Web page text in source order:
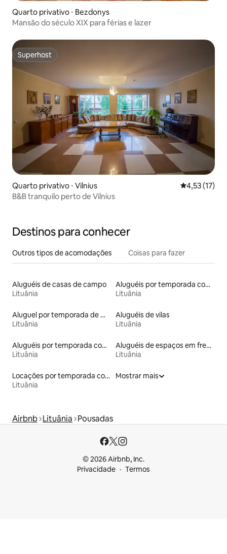
Quarto privativo ⋅ Bezdonys
Mansão do século XIX para férias e lazer
Superhost
Superhost
Quarto privativo ⋅ Vilnius 4,53 de uma
4,53 (17)
B&B tranquilo perto de Vilnius
Destinos para conhecer
Outros tipos de acomodações Coisas para fazer
Aluguéis de casas de campo
Lituânia
Aluguéis por temporada com acesso ao lago
Lituânia
Aluguel por temporada de microcasas
Lituânia
Aluguéis de vilas
Lituânia
Aluguéis por temporada com sauna
Lituânia
Aluguéis de espaços em frente à praia
Lituânia
Locações por temporada com piscina
Lituânia
Mostrar mais
Airbnb Lituânia Pousadas
© 2026 Airbnb, Inc.
Privacidade
Termos